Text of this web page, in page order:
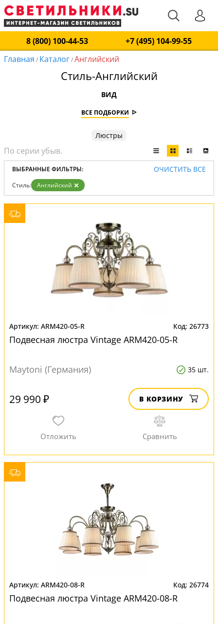
8 (800) 100-44-53
+7 (495) 104-99-55
Главная / Каталог/Английский
Стиль-Английский
ВИД
ВСЕ ПОДБОРКИ
Люстры
ВЫБРАННЫЕ ФИЛЬТРЫ: ОЧИСТИТЬ ВСЕ
Стиль: Английский
ARM420-05-R 26773
Подвесная люстра Vintage ARM420-05-R
Maytoni (Германия) 35 шт.
29 990 ₽ В КОРЗИНУ
ARM420-08-R 26774
Подвесная люстра Vintage ARM420-08-R